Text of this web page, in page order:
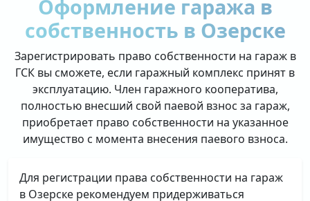
Оформление гаража в
собственность в Озерске
Зарегистрировать право собственности на гараж в
ГСК вы сможете, если гаражный комплекс принят в
эксплуатацию. Член гаражного кооператива,
полностью внесший свой паевой взнос за гараж,
приобретает право собственности на указанное
имущество с момента внесения паевого взноса.
Для регистрации права собственности на гараж
в Озерске рекомендуем придерживаться